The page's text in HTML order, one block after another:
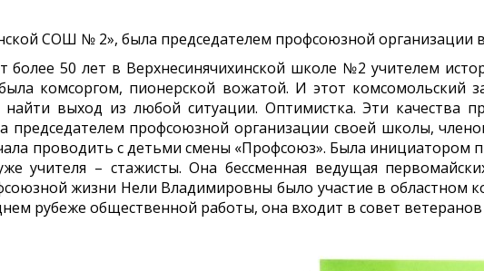
СОШ № 2», была председателем профсоюзной организации
более 50 лет в Верхнесинячихинской школе №2 учителем
была комсоргом, пионерской вожатой. И этот комсомольский
выход из любой ситуации. Оптимистка. Эти качества
председателем профсоюзной организации своей школы,
проводить с детьми смены «Профсоюз». Была инициатором
учителя – стажисты. Она бессменная ведущая
жизни Нели Владимировны было участие в областном
рубеже общественной работы, она входит в совет